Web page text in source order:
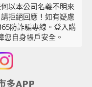
以本公司名義不明來
拒絕回應！如有疑慮
防詐騙專線。登入購
您自身帳戶安全。
多APP